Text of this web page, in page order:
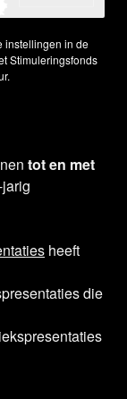
instellingen in de
Stimuleringsfonds
tot en met
heeft
die